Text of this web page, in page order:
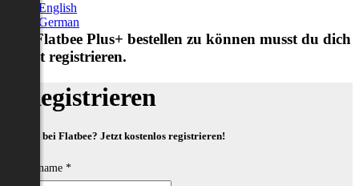
English
German
Um Flatbee Plus+ bestellen zu können musst du dich
zuerst registrieren.
Registrieren
Neu bei Flatbee? Jetzt kostenlos registrieren!
Vorname *